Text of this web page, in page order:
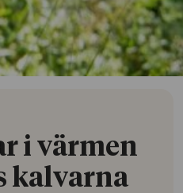
i värmen
kalvarna